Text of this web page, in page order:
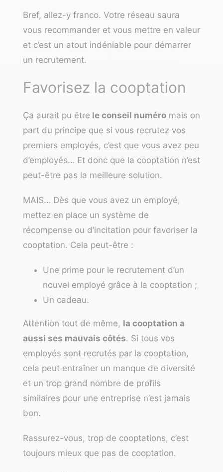
Bref, allez-y franco. Votre réseau saura
vous recommander et vous mettre en valeur
et c’est un atout indéniable pour démarrer
un recrutement.
Favorisez la cooptation
Ça aurait pu être le conseil numéro mais on
part du principe que si vous recrutez vos
premiers employés, c’est que vous avez peu
d’employés… Et donc que la cooptation n’est
peut-être pas la meilleure solution.
MAIS… Dès que vous avez un employé,
mettez en place un système de
récompense ou d’incitation pour favoriser la
cooptation. Cela peut-être :
Une prime pour le recrutement d’un
nouvel employé grâce à la cooptation ;
Un cadeau.
Attention tout de même, la cooptation a
aussi ses mauvais côtés. Si tous vos
employés sont recrutés par la cooptation,
cela peut entraîner un manque de diversité
et un trop grand nombre de profils
similaires pour une entreprise n’est jamais
bon.
Rassurez-vous, trop de cooptations, c’est
toujours mieux que pas de cooptation.